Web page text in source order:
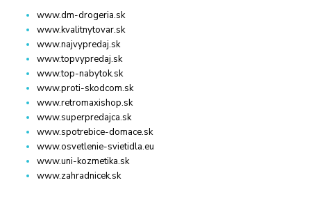
www.dm-drogeria.sk
www.kvalitnytovar.sk
www.najvypredaj.sk
www.topvypredaj.sk
www.top-nabytok.sk
www.proti-skodcom.sk
www.retromaxishop.sk
www.superpredajca.sk
www.spotrebice-domace.sk
www.osvetlenie-svietidla.eu
www.uni-kozmetika.sk
www.zahradnicek.sk